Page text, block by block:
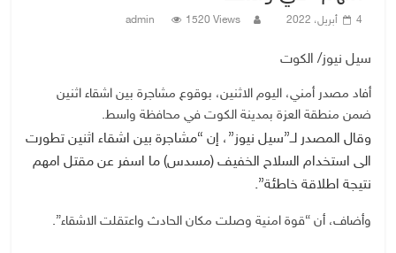
4 أبريل، 2022 admin 1520 Views
سيل نيوز/ الكوت
أفاد مصدر أمني، اليوم الاثنين، بوقوع مشاجرة بين اشقاء اثنين
ضمن منطقة العزة بمدينة الكوت في محافظة واسط.
وقال المصدر لــ”سيل نيوز”، إن “مشاجرة بين اشقاء اثنين تطورت
الى استخدام السلاح الخفيف (مسدس) ما اسفر عن مقتل امهم
نتيجة اطلاقة خاطئة”.
وأضاف، أن “قوة امنية وصلت مكان الحادث واعتقلت الاشقاء”.